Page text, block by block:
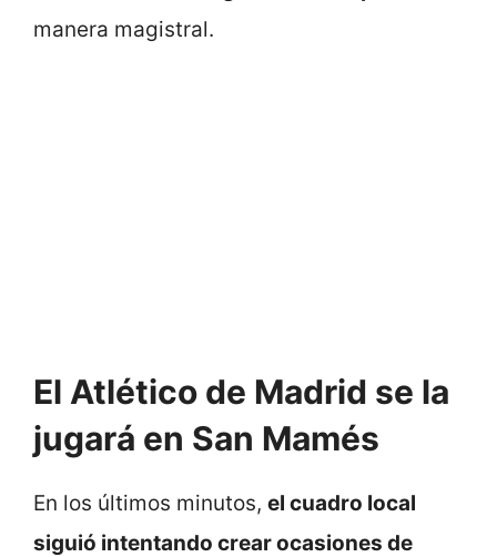
manera magistral.
El Atlético de Madrid se la
jugará en San Mamés
En los últimos minutos, el cuadro local
siguió intentando crear ocasiones de